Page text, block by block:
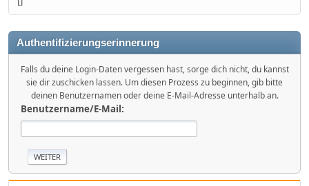
Authentifizierungserinnerung
Falls du deine Login-Daten vergessen hast, sorge dich nicht, du kannst
sie dir zuschicken lassen. Um diesen Prozess zu beginnen, gib bitte
deinen Benutzernamen oder deine E-Mail-Adresse unterhalb an.
Benutzername/E-Mail: